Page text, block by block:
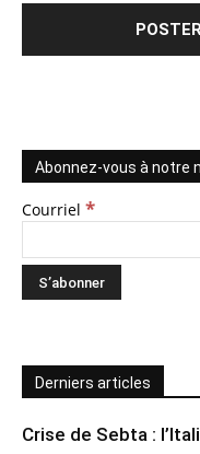
Abonnez-vous à notre
Courriel *
Derniers articles
Crise de Sebta :